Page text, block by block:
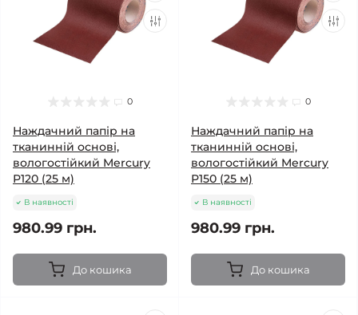
0
Наждачний папір на
тканинній основі,
вологостійкий Mercury
Р120 (25 м)
В наявності
980.99 грн.
До кошика
0
Наждачний папір на
тканинній основі,
вологостійкий Mercury
Р150 (25 м)
В наявності
980.99 грн.
До кошика